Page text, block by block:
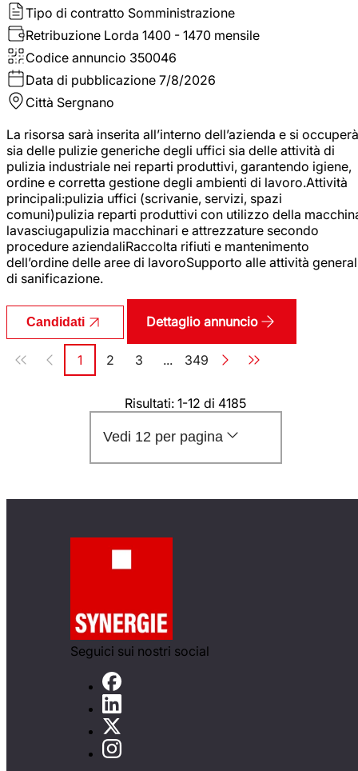
Tipo di contratto Somministrazione
Retribuzione Lorda 1400 - 1470 mensile
Codice annuncio 350046
Data di pubblicazione 7/8/2026
Città Sergnano
La risorsa sarà inserita all’interno dell’azienda e si occuperà
sia delle pulizie generiche degli uffici sia delle attività di
pulizia industriale nei reparti produttivi, garantendo igiene,
ordine e corretta gestione degli ambienti di lavoro.Attività
principali:pulizia uffici (scrivanie, servizi, spazi
comuni)pulizia reparti produttivi con utilizzo della
lavasciugapulizia macchinari e attrezzature secondo
procedure aziendaliRaccolta rifiuti e mantenimento
dell’ordine delle aree di lavoroSupporto alle attività
di sanificazione.
Candidati Dettaglio annuncio
Paginazione
Pagina
1 Pagina
2 Pagina
3 ... Pagina
349
Risultati: 1-12 di 4185
Vedi 12 per pagina
Seguici sui nostri social